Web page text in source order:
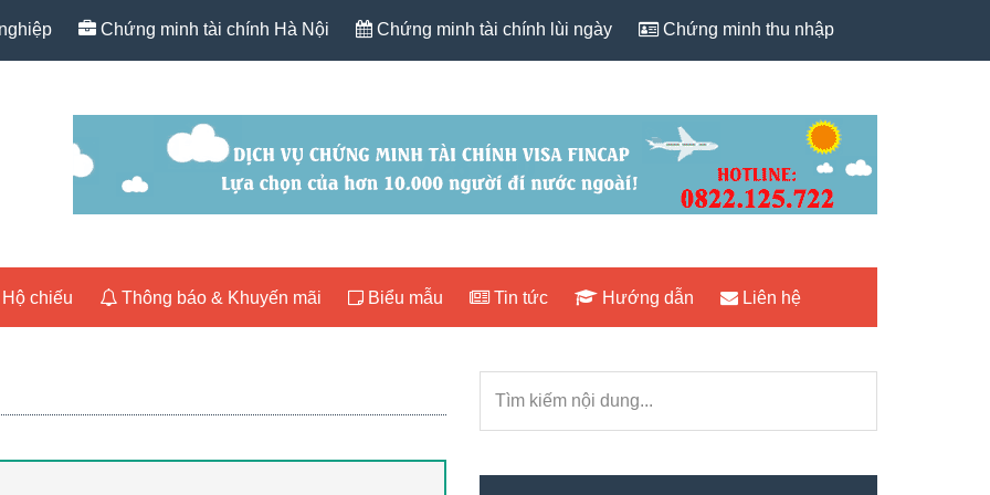
Chứng minh tài chính Hà Nội Chứng minh tài chính lùi ngày Chứng minh thu nhập
Hộ chiếu Thông báo & Khuyến mãi Biểu mẫu Tin tức Hướng dẫn Liên hệ
Sidebar
kiếm